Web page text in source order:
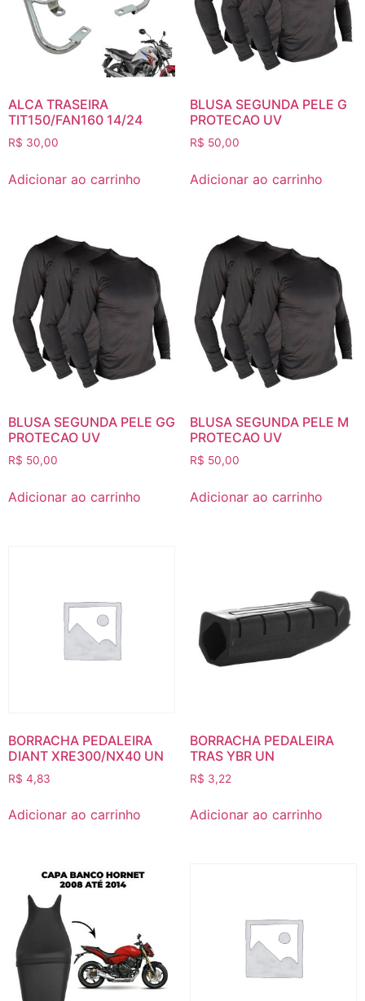
ALCA TRASEIRA
TIT150/FAN160 14/24
R$ 30,00
Adicionar ao carrinho
BLUSA SEGUNDA PELE G
PROTECAO UV
R$ 50,00
Adicionar ao carrinho
BLUSA SEGUNDA PELE GG
PROTECAO UV
R$ 50,00
Adicionar ao carrinho
BLUSA SEGUNDA PELE M
PROTECAO UV
R$ 50,00
Adicionar ao carrinho
BORRACHA PEDALEIRA
DIANT XRE300/NX40 UN
R$ 4,83
Adicionar ao carrinho
BORRACHA PEDALEIRA
TRAS YBR UN
R$ 3,22
Adicionar ao carrinho